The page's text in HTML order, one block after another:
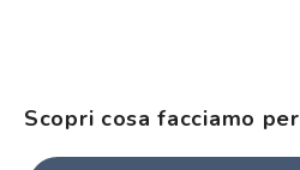
Scopri cosa facciamo